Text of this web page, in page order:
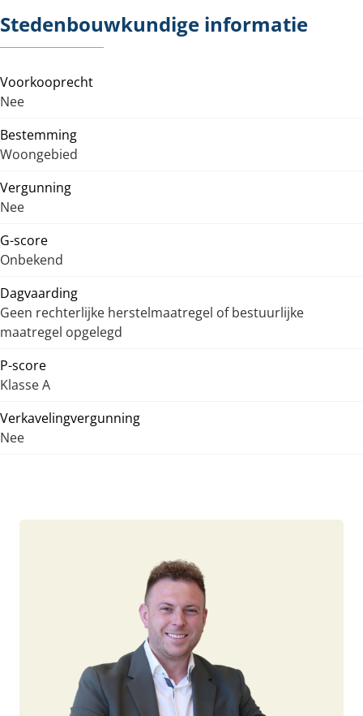
Stedenbouwkundige informatie
Voorkooprecht
Nee
Bestemming
Woongebied
Vergunning
Nee
G-score
Onbekend
Dagvaarding
Geen rechterlijke herstelmaatregel of bestuurlijke
maatregel opgelegd
P-score
Klasse A
Verkavelingvergunning
Nee